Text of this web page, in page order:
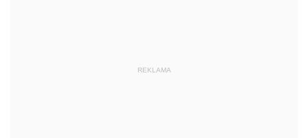
REKLAMA